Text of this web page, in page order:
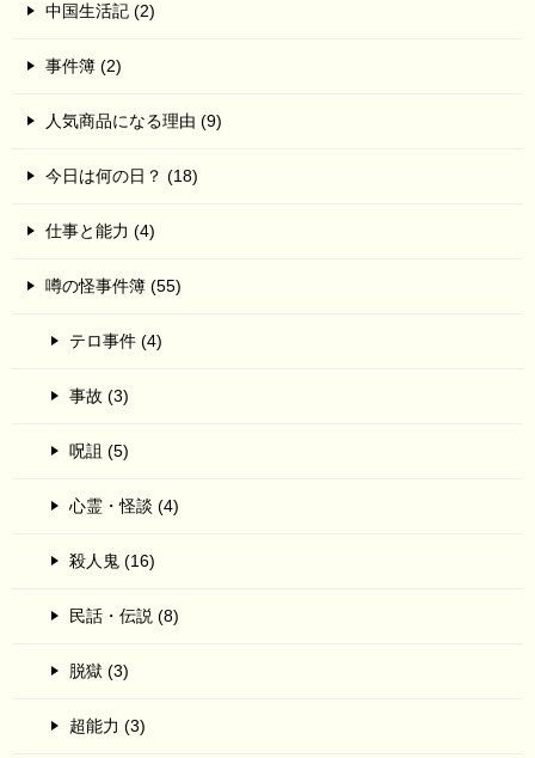
中国生活記 (2)
事件簿 (2)
人気商品になる理由 (9)
今日は何の日？ (18)
仕事と能力 (4)
噂の怪事件簿 (55)
テロ事件 (4)
事故 (3)
呪詛 (5)
心霊・怪談 (4)
殺人鬼 (16)
民話・伝説 (8)
脱獄 (3)
超能力 (3)